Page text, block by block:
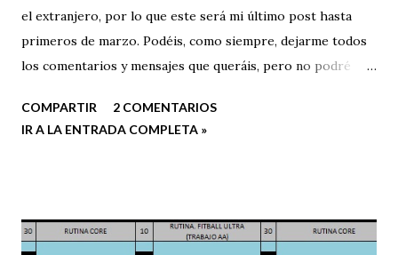
el extranjero, por lo que este será mi último post hasta
primeros de marzo. Podéis, como siempre, dejarme todos
los comentarios y mensajes que queráis, pero no podré
ordenador ni tendré, a priori, acceso a Internet.
COMPARTIR
2 COMENTARIOS
IR A LA ENTRADA COMPLETA »